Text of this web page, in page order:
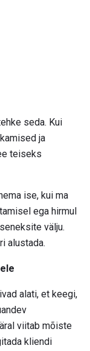
seda. Kui
ja
teiseks
ise, kui ma
ega hirmul
välju.
alustada.
alati, et keegi,
viitab mõiste
kliendi